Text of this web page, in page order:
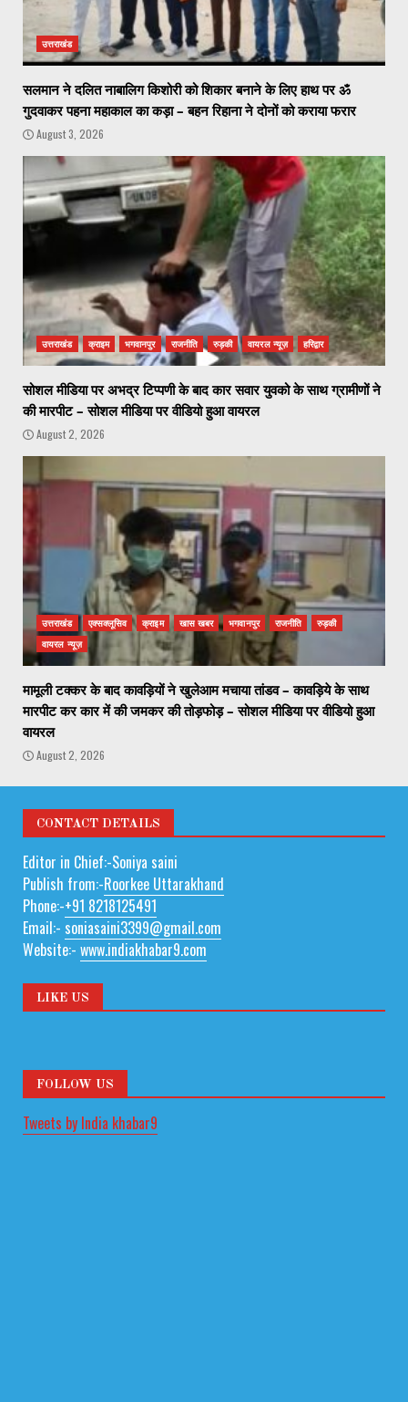
उत्तराखंड
सलमान ने दलित नाबालिग किशोरी को शिकार बनाने के लिए हाथ पर ॐ
गुदवाकर पहना महाकाल का कड़ा – बहन रिहाना ने दोनों को कराया फरार
August 3, 2026
उत्तराखंड क्राइम भगवानपुर राजनीति रुड़की वायरल न्यूज़ हरिद्वार
सोशल मीडिया पर अभद्र टिप्पणी के बाद कार सवार युवको के साथ ग्रामीणों ने
की मारपीट – सोशल मीडिया पर वीडियो हुआ वायरल
August 2, 2026
उत्तराखंड एक्सक्लूसिव क्राइम खास खबर भगवानपुर राजनीति
रुड़की
वायरल न्यूज़
मामूली टक्कर के बाद कावड़ियों ने खुलेआम मचाया तांडव – कावड़िये के साथ
मारपीट कर कार में की जमकर की तोड़फोड़ – सोशल मीडिया पर वीडियो हुआ
वायरल
August 2, 2026
CONTACT DETAILS
Editor in Chief:-Soniya saini
Publish from:-Roorkee Uttarakhand
Phone:-+91 8218125491
Email:- soniasaini3399@gmail.com
Website:- www.indiakhabar9.com
LIKE US
FOLLOW US
Tweets by India khabar9